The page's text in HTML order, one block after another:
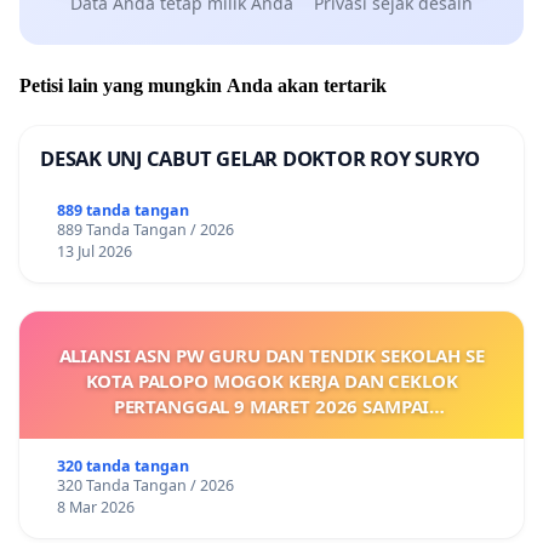
Namun perlu pembuktian dalam sidang Majelis
anggota yang tidak masuk DPT tidak
kode etik. MKP melakukan sidang Majelis
Kehormatan Provinsi dan menyatakan 2 orang
tanggal 19 Juli 2025.
Berdasarkan Anggaran Dasar [Lampiran Anggaran
Dasar; link[5]secara Hirarki bahwa Keputusan
Majelis Organisasi dan Pengurus Nasional lebih
tinggi dari Keputusan Musyawarah Provinsi dan
Petisi lain yang mungkin Anda akan tertarik
DESAK UNJ CABUT GELAR DOKTOR ROY SURYO
889 tanda tangan
889 Tanda Tangan / 2026
13 Jul 2026
ALIANSI ASN PW GURU DAN TENDIK SEKOLAH SE
KOTA PALOPO MOGOK KERJA DAN CEKLOK
PERTANGGAL 9 MARET 2026 SAMPAI
KEJELASAN SUMBER GAJI POKOK
320 tanda tangan
320 Tanda Tangan / 2026
8 Mar 2026